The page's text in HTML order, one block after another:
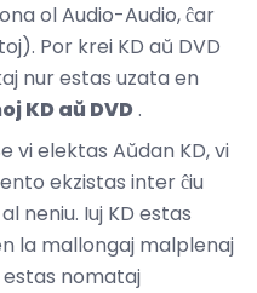
ol Audio-Audio, ĉar
Por krei KD aŭ DVD
nur estas uzata en
KD aŭ DVD.
vi elektas Aŭdan KD, vi
ekzistas inter ĉiu
neniu. Iuj KD estas
la mallongaj malplenaj
estas nomataj